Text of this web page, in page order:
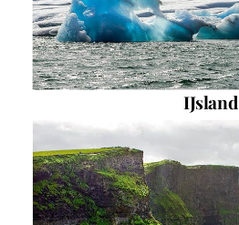
IJsland